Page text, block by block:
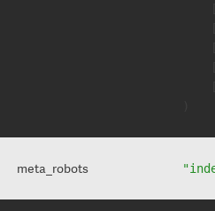
meta_robots